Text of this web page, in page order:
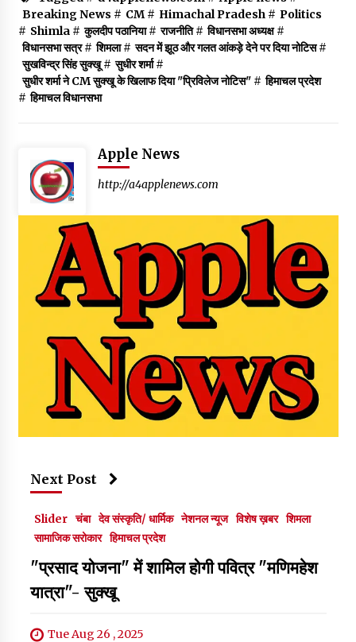
Breaking News # CM# Himachal Pradesh# Politics
# Shimla# कुलदीप पठानिया# राजनीति# विधानसभा अध्यक्ष#
विधानसभा सत्र# शिमला# सदन में झूठ और गलत आंकड़े देने पर दिया नोटिस#
सुखविन्द्र सिंह सुक्खू# सुधीर शर्मा#
सुधीर शर्मा ने CM सुक्खू के खिलाफ दिया "प्रिविलेज नोटिस"# हिमाचल प्रदेश
# हिमाचल विधानसभा
Apple News
http://a4applenews.com
Next Post
Slider चंबा देव संस्कृति/ धार्मिक नेशनल न्यूज विशेष ख़बर शिमला
सामाजिक सरोकार हिमाचल प्रदेश
"प्रसाद योजना" में शामिल होगी पवित्र "मणिमहेश
यात्रा"- सुक्खू
Tue Aug 26 , 2025